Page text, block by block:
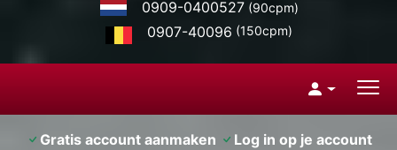
0909-0400527 (90cpm)
0907-40096 (150cpm)
Gratis account aanmaken
Log in op je account